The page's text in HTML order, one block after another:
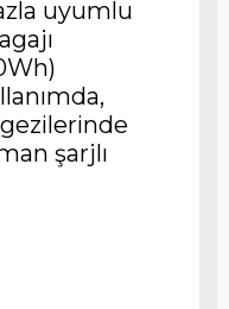
uyumlu
şarjlı